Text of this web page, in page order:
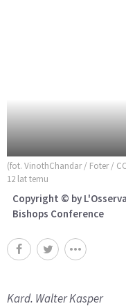
(fot. VinothChandar / Foter /
12 lat temu
Copyright © by
Bishops Conference
Kard. Walter Kasper